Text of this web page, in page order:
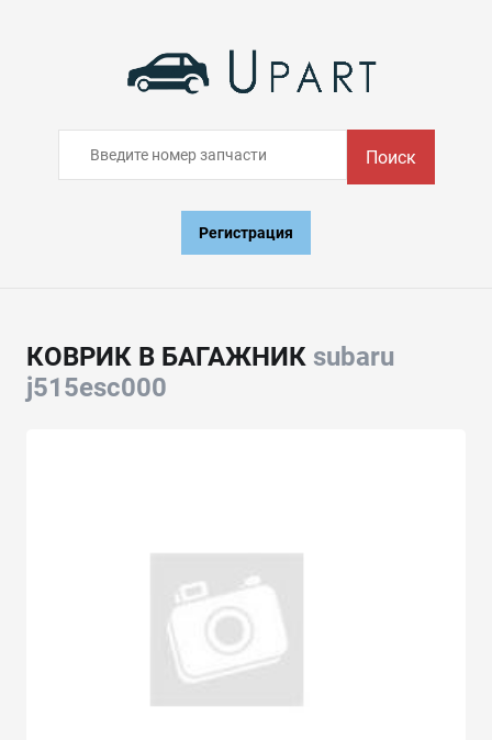
Поиск
Регистрация
КОВРИК В БАГАЖНИК subaru
j515esc000